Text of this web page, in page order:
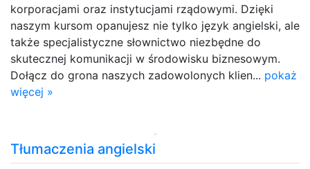
korporacjami oraz instytucjami rządowymi. Dzięki
naszym kursom opanujesz nie tylko język angielski, ale
także specjalistyczne słownictwo niezbędne do
skutecznej komunikacji w środowisku biznesowym.
Dołącz do grona naszych zadowolonych klien... pokaż
więcej »
Tłumaczenia angielski